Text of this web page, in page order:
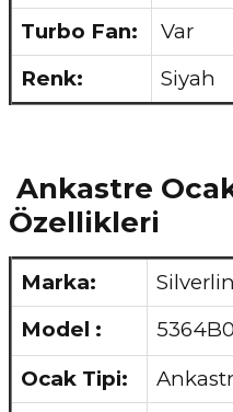
Turbo Fan:
Var
Renk:
Siyah
Ankastre
Özellikleri
Marka:
Model :
Ocak Tipi: